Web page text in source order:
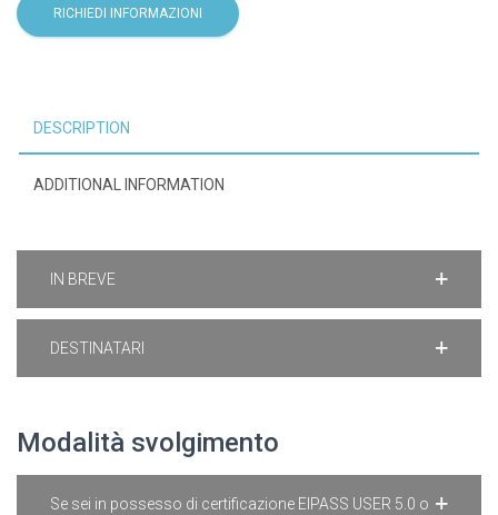
RICHIEDI INFORMAZIONI
DESCRIPTION
ADDITIONAL INFORMATION
IN BREVE
DESTINATARI
Modalità svolgimento
Se sei in possesso di certificazione EIPASS USER 5.0 o